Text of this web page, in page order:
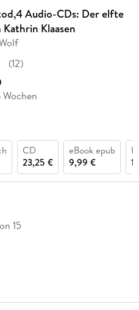
Audio-CDs: Der elfte
Klaasen
(12)
CD
23,25 €
eBook epub
9,99 €
15